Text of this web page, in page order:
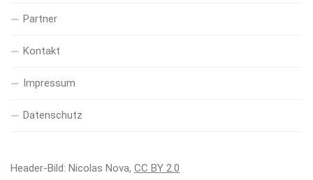
Partner
Kontakt
Impressum
Datenschutz
Header-Bild: Nicolas Nova, CC BY 2.0